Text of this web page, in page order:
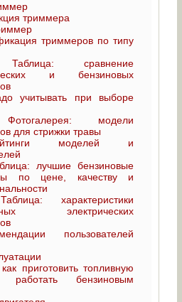
триммера
триммеров по типу
сравнение
и бензиновых
учитывать при выборе
модели
для стрижки травы
моделей и
лучшие бензиновые
по цене, качеству и
характеристики
электрических
пользователей
приготовить топливную
бензиновым